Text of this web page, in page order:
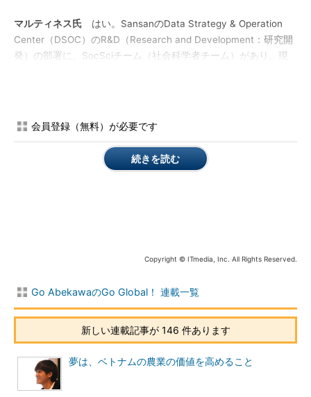
マルティネス氏 はい。SansanのData Strategy & Operation
Center（DSOC）のR&D（Research and Development：研究開
発）の部署に、SocSciチーム（社会科学者チーム）があり、現
です。また2人計算社会科学や複雑ネットワーク科学の研究者で
すし、1人はビジネス科学の研究者です。私は経済学が専攻でし
たが、アプリケーションも開発します。
務に直接関係しませんが「データ分析や社会科学の力を生かして
新しいプロダクトを開発するプロジェクトが始まった場合で説
明しましょう。データ分析をして新規プロダクトのアイデアを思
い付いたら、デモ用のアプリケーションを作ります。そして同僚
たない」とか「おお、これはいけるね」とかアドバイスをもらい
ます。それを参考にしながらアプリケーションをブラッシュアッ
会員登録（無料）が必要です
続きを読む
Copyright © ITmedia, Inc. All Rights Reserved.
Go AbekawaのGo Global！ 連載一覧
新しい連載記事が 146 件あります
夢は、ベトナムの農業の価値を高めること